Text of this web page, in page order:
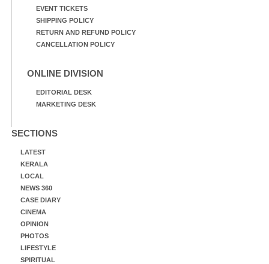
EVENT TICKETS
SHIPPING POLICY
RETURN AND REFUND POLICY
CANCELLATION POLICY
ONLINE DIVISION
EDITORIAL DESK
MARKETING DESK
SECTIONS
LATEST
KERALA
LOCAL
NEWS 360
CASE DIARY
CINEMA
OPINION
PHOTOS
LIFESTYLE
SPIRITUAL